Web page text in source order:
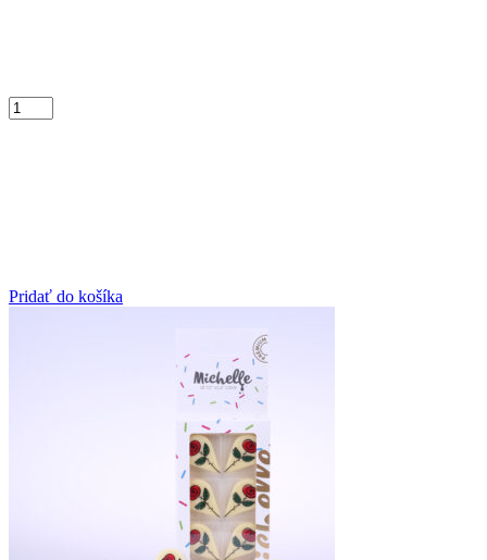
Pridať do košíka